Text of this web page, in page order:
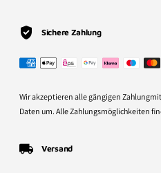
Warenkorb
Sichere Zahlung
Wir akzeptieren alle gängigen
Daten um. Alle Zahlungsmöglichkeiten
Versand